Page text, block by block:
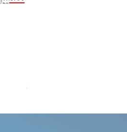
Prezzo
33.000,00 €